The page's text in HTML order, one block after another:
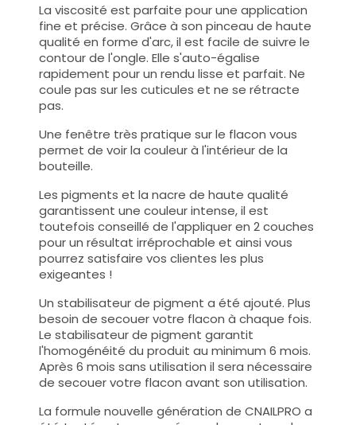
La viscosité est parfaite pour une application
fine et précise. Grâce à son pinceau de haute
qualité en forme d'arc, il est facile de suivre le
contour de l'ongle. Elle s'auto-égalise
rapidement pour un rendu lisse et parfait. Ne
coule pas sur les cuticules et ne se rétracte
pas.
Une fenêtre très pratique sur le flacon vous
permet de voir la couleur à l'intérieur de la
bouteille.
Les pigments et la nacre de haute qualité
garantissent une couleur intense, il est
toutefois conseillé de l'appliquer en 2 couches
pour un résultat irréprochable et ainsi vous
pourrez satisfaire vos clientes les plus
exigeantes !
Un stabilisateur de pigment a été ajouté. Plus
besoin de secouer votre flacon à chaque fois.
Le stabilisateur de pigment garantit
l'homogénéité du produit au minimum 6 mois.
Après 6 mois sans utilisation il sera nécessaire
de secouer votre flacon avant son utilisation.
La formule nouvelle génération de CNAILPRO a